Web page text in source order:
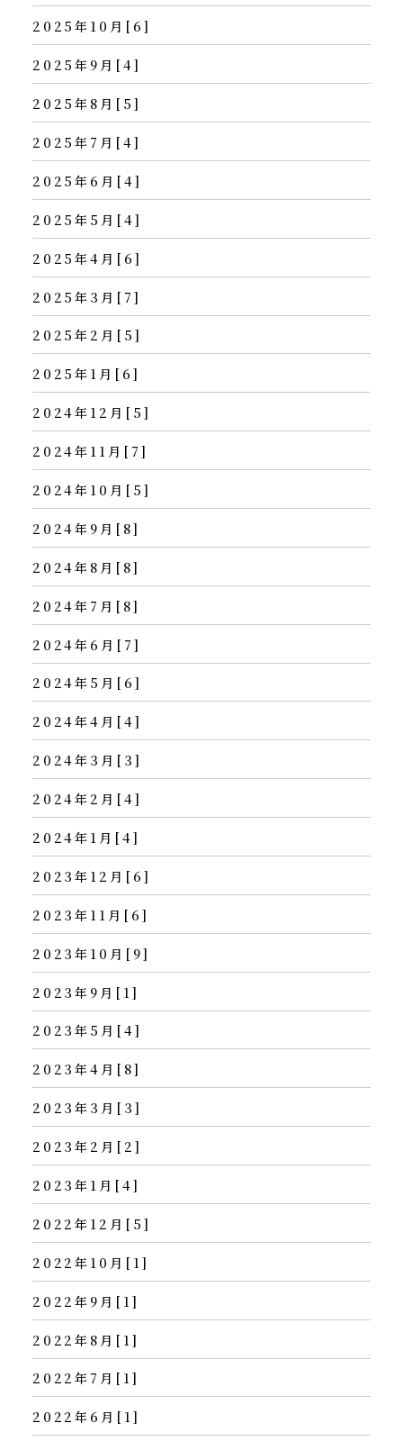
2025年10月[6]
2025年9月[4]
2025年8月[5]
2025年7月[4]
2025年6月[4]
2025年5月[4]
2025年4月[6]
2025年3月[7]
2025年2月[5]
2025年1月[6]
2024年12月[5]
2024年11月[7]
2024年10月[5]
2024年9月[8]
2024年8月[8]
2024年7月[8]
2024年6月[7]
2024年5月[6]
2024年4月[4]
2024年3月[3]
2024年2月[4]
2024年1月[4]
2023年12月[6]
2023年11月[6]
2023年10月[9]
2023年9月[1]
2023年5月[4]
2023年4月[8]
2023年3月[3]
2023年2月[2]
2023年1月[4]
2022年12月[5]
2022年10月[1]
2022年9月[1]
2022年8月[1]
2022年7月[1]
2022年6月[1]